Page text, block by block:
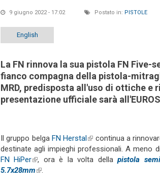
9 giugno 2022 - 17:02 Postato in: PISTOLE
English
La FN rinnova la sua pistola FN Five-
fianco compagna della pistola-
MRD, predisposta all'uso di ottiche e
presentazione ufficiale sarà
Il gruppo belga FN Herstal(link is external)
continua a
destinate agli impieghi professionali. A meno
FN HiPer(link is external)
, ora è la volta dellapistola
5.7x28mm(link is external)
.